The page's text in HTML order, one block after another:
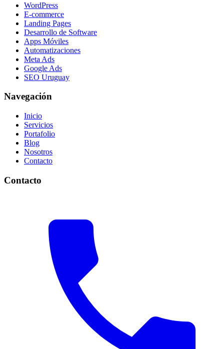
WordPress
E-commerce
Landing Pages
Desarrollo de Software
Apps Móviles
Automatizaciones
Meta Ads
Google Ads
SEO Uruguay
Navegación
Inicio
Servicios
Portafolio
Blog
Nosotros
Contacto
Contacto